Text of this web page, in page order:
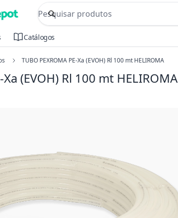
commerce search no header
Procurar
Catálogos
TUBO PEXROMA PE-Xa (EVOH) Rl 100 mt HELIROMA
Xa (EVOH) Rl 100 mt HELIROMA